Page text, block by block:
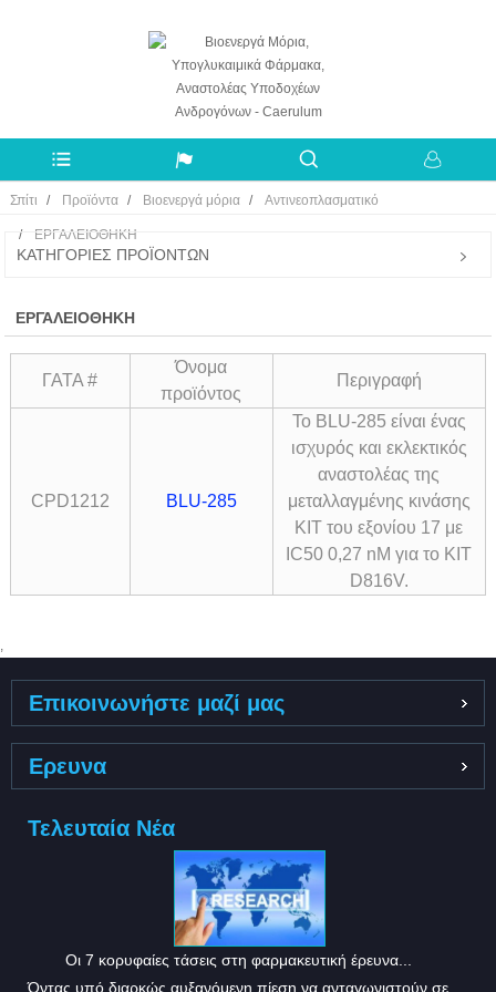
Σπίτι Προϊόντα Βιοενεργά μόρια Αντινεοπλασματικό
ΕΡΓΑΛΕΙΟΘΗΚΗ
ΚΑΤΗΓΟΡΊΕΣ ΠΡΟΪΌΝΤΩΝ
ΕΡΓΑΛΕΙΟΘΗΚΗ
ΓΑΤΑ #
Όνομα
προϊόντος
Περιγραφή
CPD1212 BLU-285
Το BLU-285 είναι ένας
ισχυρός και εκλεκτικός
αναστολέας της
μεταλλαγμένης κινάσης
KIT του εξονίου 17 με
IC50 0,27 nM για το KIT
D816V.
,
Επικοινωνήστε μαζί μας
Ερευνα
Τελευταία Νέα
Οι 7 κορυφαίες τάσεις στη φαρμακευτική έρευνα...
Όντας υπό διαρκώς αυξανόμενη πίεση να ανταγωνιστούν σε